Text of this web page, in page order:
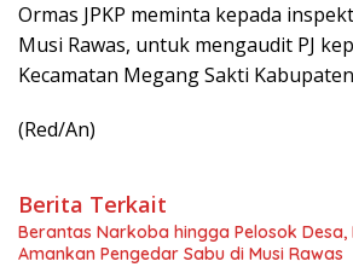
Ormas JPKP meminta kepada
Musi Rawas, untuk mengaudit PJ
Kecamatan Megang Sakti
(Red/An)
Berita Terkait
Berantas Narkoba hingga Pelosok Desa,
Amankan Pengedar Sabu di Musi Rawas